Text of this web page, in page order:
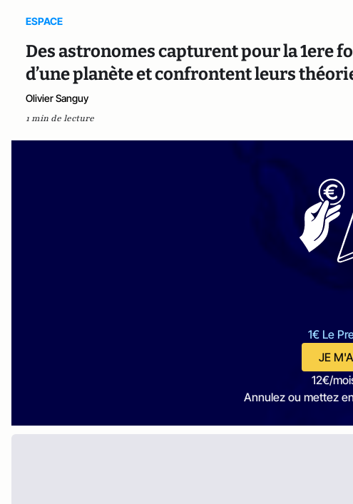
ESPACE
Des astronomes capturent pour la 1ere
d’une planète et confrontent leurs
Olivier Sanguy
1 min de lecture
1€ Le
JE
12€/
Annulez ou mettez